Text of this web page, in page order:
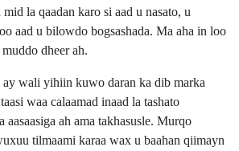
la qaadan karo si aad u nasato, u
aad u bilowdo bogsashada. Ma aha in loo
dheer ah.
ay wali yihiin kuwo daran ka dib marka
waa calaamad inaad la tashato
aasaasiga ah ama takhasusle. Murqo
tilmaami karaa wax u baahan qiimayn